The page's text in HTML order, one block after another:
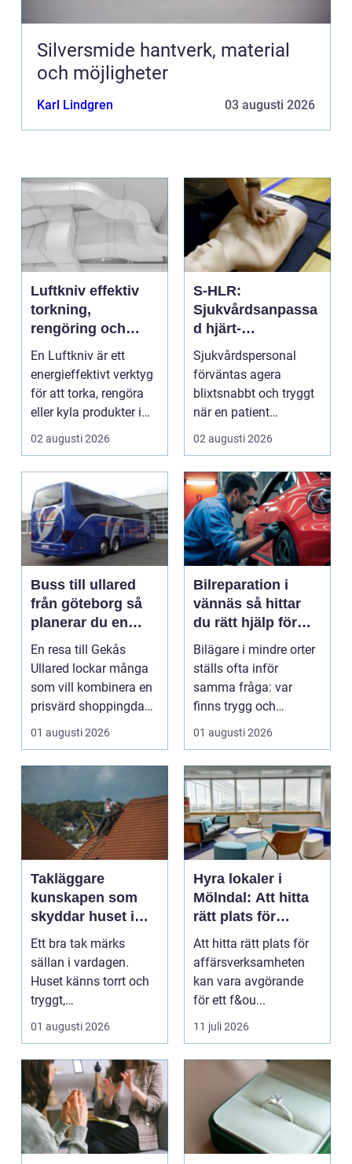
Silversmide hantverk, material
och möjligheter
Karl Lindgren 03 augusti 2026
Luftkniv effektiv
torkning,
rengöring och
kylning i modern
industri
En Luftkniv är ett
energieffektivt verktyg
för att torka, rengöra
eller kyla produkter i
rörelse. Te...
02 augusti 2026
S-HLR:
Sjukvårdsanpassa
d hjärt-
lungräddning som
räddar liv
Sjukvårdspersonal
förväntas agera
blixtsnabbt och tryggt
när en patient
drabbas...
02 augusti 2026
Buss till ullared
från göteborg så
planerar du en
smidig
shoppingdag
En resa till Gekås
Ullared lockar många
som vill kombinera en
prisvärd shoppingdag
med en enkel och ...
01 augusti 2026
Bilreparation i
vännäs så hittar
du rätt hjälp för
din bil
Bilägare i mindre orter
ställs ofta inför
samma fråga: var
finns trygg och
prisvärd hjälp när bilen
01 augusti 2026
Takläggare
kunskapen som
skyddar huset i
längden
Ett bra tak märks
sällan i vardagen.
Huset känns torrt och
tryggt,
inomhusklimatet
fungerar och ener...
01 augusti 2026
Hyra lokaler i
Mölndal: Att hitta
rätt plats för
affärsverksamhete
Att hitta rätt plats för
affärsverksamheten
kan vara avgörande
för ett f&ou...
11 juli 2026